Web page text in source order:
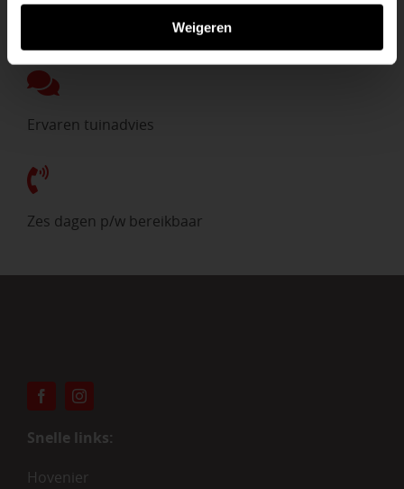
Weigeren
Ervaren tuinadvies
Zes dagen p/w bereikbaar
Snelle links:
Hovenier